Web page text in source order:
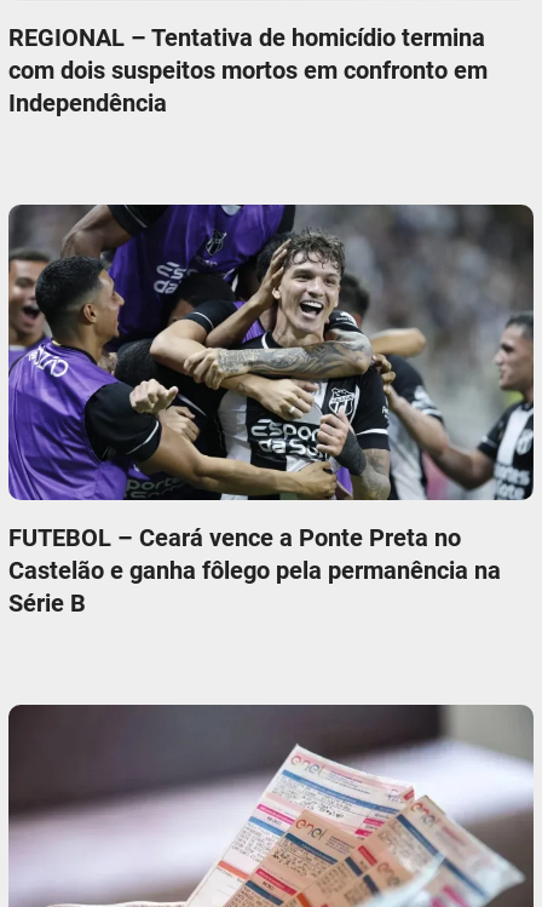
REGIONAL – Tentativa de homicídio termina
com dois suspeitos mortos em confronto em
Independência
FUTEBOL – Ceará vence a Ponte Preta no
Castelão e ganha fôlego pela permanência na
Série B